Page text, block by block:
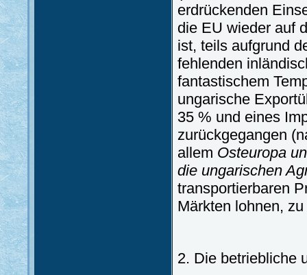
erdrückenden
die EU wieder auf
ist, teils aufgrund
fehlenden
fantastischem
ungarische
35 % und eines
zurückgegangen
allem Osteuropa
die ungarischen
transportierbaren
Märkten lohnen,
2. Die betriebliche